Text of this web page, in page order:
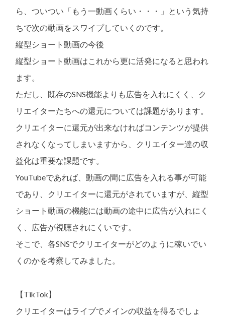
ら、ついつい「もう一動画くらい・・・」という気持
ちで次の動画をスワイプしていくのです。
縦型ショート動画の今後
縦型ショート動画はこれから更に活発になると思われ
ます。
ただし、既存のSNS機能よりも広告を入れにくく、ク
リエイターたちへの還元については課題があります。
クリエイターに還元が出来なければコンテンツが提供
されなくなってしまいますから、クリエイター達の収
益化は重要な課題です。
YouTubeであれば、動画の間に広告を入れる事が可能
であり、クリエイターに還元がされていますが、縦型
ショート動画の機能には動画の途中に広告が入れにく
く、広告が視聴されにくいです。
そこで、各SNSでクリエイターがどのように稼いでい
くのかを考察してみました。
【TikTok】
クリエイターはライブでメインの収益を得るでしょ